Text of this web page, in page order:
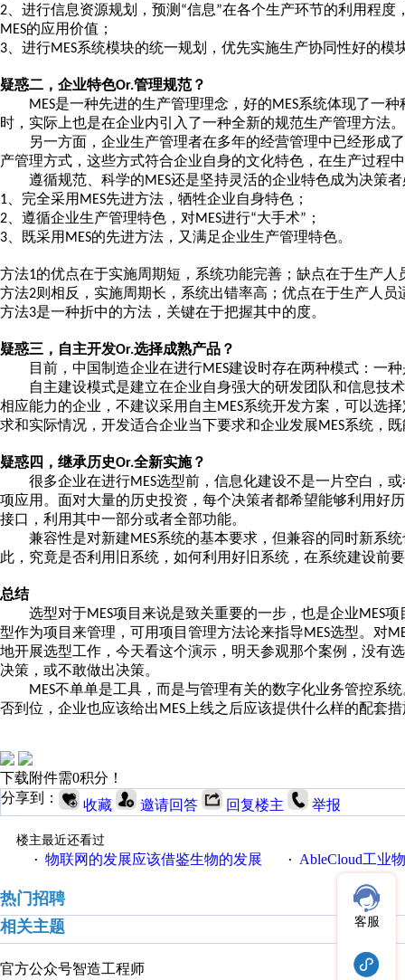
2 、进行信息资源规划，预测 “信息”在各个生产环节的利用程度
MES的应用价值；
3 、进行MES系统模块的统一规划，优先实施生产协同性好的
疑惑二，企业特色Or.管理规范？
MES是一种先进的生产管理理念，好的MES系统体现了一种
时，实际上也是在企业内引入了一种全新的规范生产管理方法。
另一方面，企业生产管理者在多年的经营管理中已经形成
产管理方式，这些方式符合企业自身的文化特色，在生产过程
遵循规范、科学的MES还是坚持灵活的企业特色成为决策
1 、完全采用 MES先进方法，牺牲企业自身特色；
2 、遵循企业生产管理特色，对MES进行“大手术” ；
3 、既采用 MES的先进方法，又满足企业生产管理特色。
方法1的优点在于实施周期短，系统功能完善；缺点在于生产人
方法2则相反，实施周期长，系统出错率高；优点在于生产人员
方法3是一种折中的方法，关键在于把握其中的度。
疑惑三，自主开发Or.选择成熟产品？
目前，中国制造企业在进行MES建设时存在两种模式：一
自主建设模式是建立在企业自身强大的研发团队和信息技
相应能力的企业，不建议采用自主MES系统开发方案，可以选
求和实际情况，开发适合企业当下要求和企业发展MES系统，
疑惑四，继承历史Or.全新实施？
很多企业在进行MES选型前，信息化建设不是一片空白，
项应用。面对大量的历史投资，每个决策者都希望能够利用好
接口，利用其中一部分或者全部功能。
兼容性是对新建MES系统的基本要求，但兼容的同时新系
此，究竟是否利用旧系统，如何利用好旧系统，在系统建设前
总结
选型对于MES项目来说是致关重要的一步，也是企业MES项
型作为项目来管理，可用项目管理方法论来指导MES选型。对
地开展选型工作，今天看这个演示，明天参观那个案例，没有
决策，或不敢做出决策。
MES不单单是工具，而是与管理有关的数字化业务管控系
否到位，企业也应该给出 MES 上线之后应该提供什么样的配套
下载附件需0积分！
分享到：
收藏 邀请回答 回复楼主 举报
楼主最近还看过
· 物联网的发展应该借鉴生物的发展 · AbleCloud工业物联
热门招聘
相关主题
官方公众号智造工程师
客服